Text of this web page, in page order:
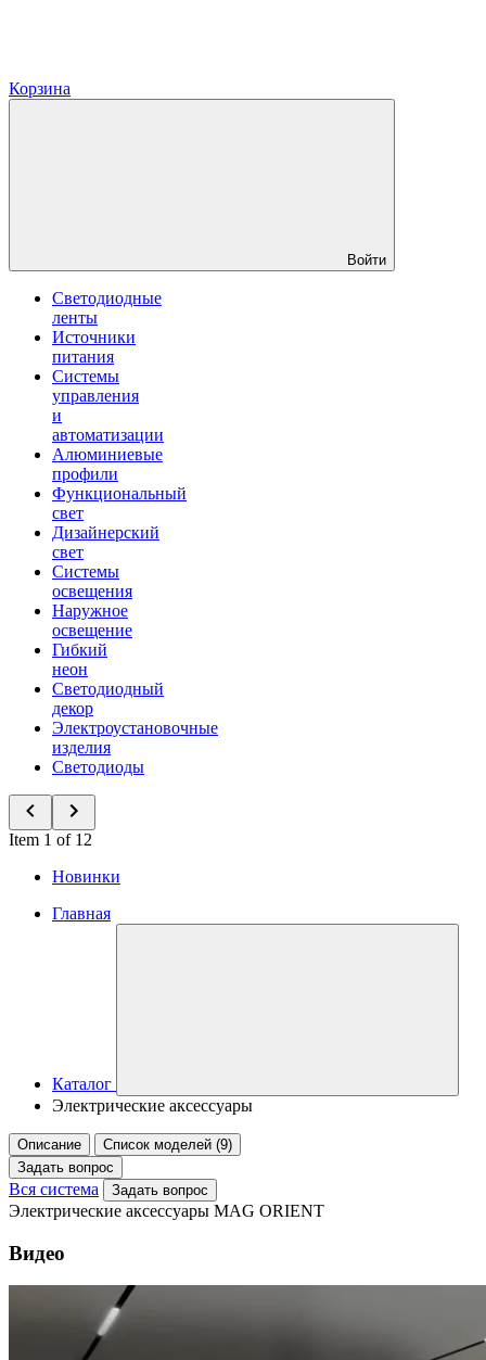
Корзина
Войти
Светодиодные
ленты
Источники
питания
Системы
управления
и
автоматизации
Алюминиевые
профили
Функциональный
свет
Дизайнерский
свет
Системы
освещения
Наружное
освещение
Гибкий
неон
Светодиодный
декор
Электроустановочные
изделия
Светодиоды
Item 1 of 12
Новинки
Главная
Каталог
Электрические аксессуары
Описание
Список моделей (9)
Задать вопрос
Вся система Задать вопрос
Электрические аксессуары MAG ORIENT
Видео